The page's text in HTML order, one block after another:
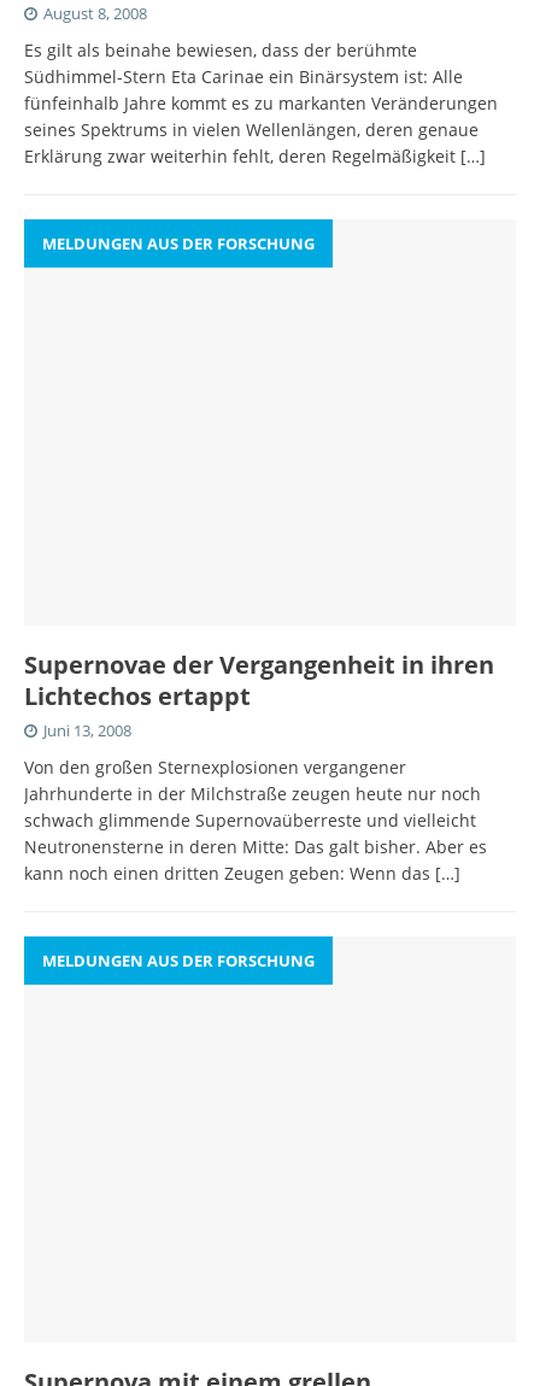
August 8, 2008
Es gilt als beinahe bewiesen, dass der berühmte
Südhimmel-Stern Eta Carinae ein Binärsystem ist: Alle
fünfeinhalb Jahre kommt es zu markanten Veränderungen
seines Spektrums in vielen Wellenlängen, deren genaue
Erklärung zwar weiterhin fehlt, deren Regelmäßigkeit […]
MELDUNGEN AUS DER FORSCHUNG
Supernovae der Vergangenheit in ihren
Lichtechos ertappt
Juni 13, 2008
Von den großen Sternexplosionen vergangener
Jahrhunderte in der Milchstraße zeugen heute nur noch
schwach glimmende Supernovaüberreste und vielleicht
Neutronensterne in deren Mitte: Das galt bisher. Aber es
kann noch einen dritten Zeugen geben: Wenn das […]
MELDUNGEN AUS DER FORSCHUNG